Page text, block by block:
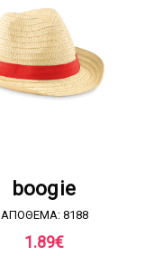
boogie
ΑΠΟΘΕΜΑ: 8188
1.89€